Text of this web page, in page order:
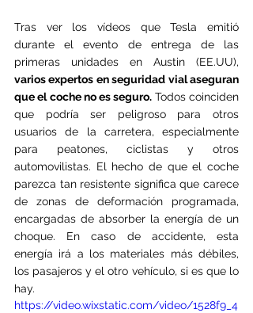
Tras ver los vídeos que Tesla emitió
durante el evento de entrega de las
varios expertos en seguridad vial aseguran
que el coche no es seguro. Todos coinciden
que podría ser peligroso para otros
usuarios de la carretera, especialmente
para peatones, ciclistas y otros
automovilistas. El hecho de que el coche
parezca tan resistente significa que carece
de zonas de deformación programada,
encargadas de absorber la energía de un
choque. En caso de accidente, esta
energía irá a los materiales más débiles,
los pasajeros y el otro vehículo, si es que lo
hay.
https://video.wixstatic.com/video/1528f9_4